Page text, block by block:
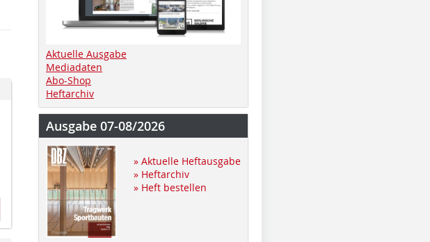
Aktuelle Ausgabe
Mediadaten
Abo-Shop
Heftarchiv
Ausgabe 07-08/2026
» Aktuelle Heftausgabe
» Heftarchiv
» Heft bestellen